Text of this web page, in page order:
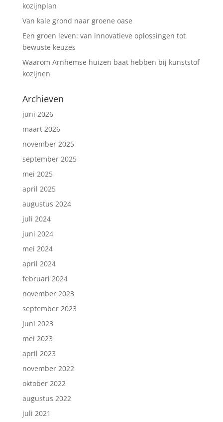
kozijnplan
Van kale grond naar groene oase
Een groen leven: van innovatieve oplossingen tot
bewuste keuzes
Waarom Arnhemse huizen baat hebben bij kunststof
kozijnen
Archieven
juni 2026
maart 2026
november 2025
september 2025
mei 2025
april 2025
augustus 2024
juli 2024
juni 2024
mei 2024
april 2024
februari 2024
november 2023
september 2023
juni 2023
mei 2023
april 2023
november 2022
oktober 2022
augustus 2022
juli 2021